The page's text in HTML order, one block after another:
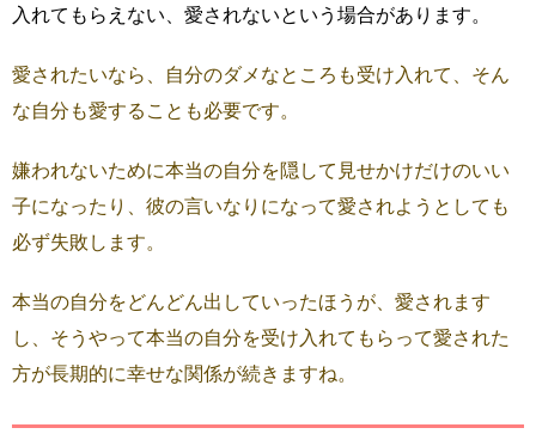
入れてもらえない、愛されないという場合があります。
愛されたいなら、自分のダメなところも受け入れて、そん
な自分も愛することも必要です。
嫌われないために本当の自分を隠して見せかけだけのいい
子になったり、彼の言いなりになって愛されようとしても
必ず失敗します。
本当の自分をどんどん出していったほうが、愛されます
し、そうやって本当の自分を受け入れてもらって愛された
方が長期的に幸せな関係が続きますね。